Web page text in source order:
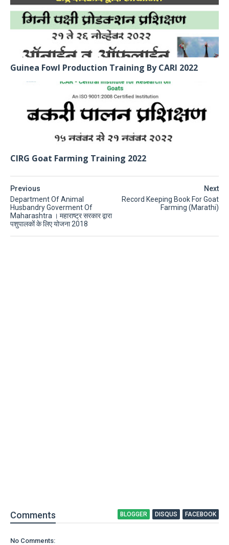
Guinea Fowl Production Training By CARI 2022
CIRG Goat Farming Training 2022
Next
Record Keeping Book For Goat
Farming (Marathi)
Previous
Department Of Animal
Husbandry Goverment Of
Maharashtra । महाराष्ट्र सरकार द्वारा
पशुपालकों के लिए योजना 2018
Comments BLOGGER DISQUS FACEBOOK
No Comments: